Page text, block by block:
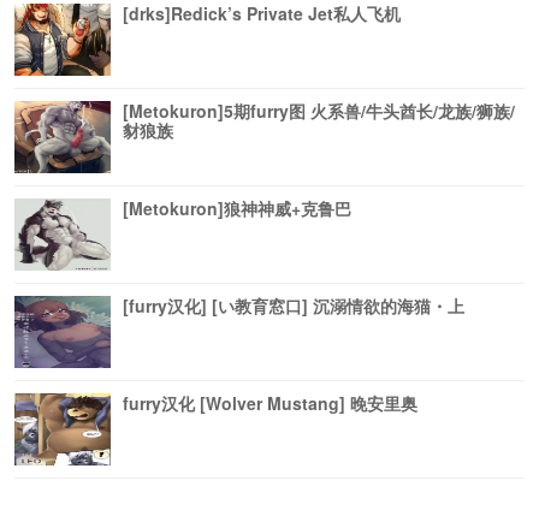
[drks]Redick’s Private Jet私人飞机
[Metokuron]5期furry图 火系兽/牛头酋长/龙族/狮族/
豺狼族
[Metokuron]狼神神威+克鲁巴
[furry汉化] [い教育窓口] 沉溺情欲的海猫・上
furry汉化 [Wolver Mustang] 晚安里奥